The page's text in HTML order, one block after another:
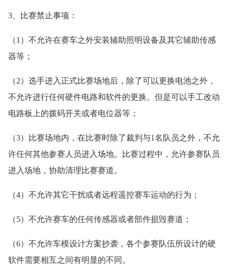
3、比赛禁止事项：
（1）不允许在赛车之外安装辅助照明设备及其它辅助传感
器等；
（2）选手进入正式比赛场地后，除了可以更换电池之外，
不允许进行任何硬件电路和软件的更换。但是可以手工改动
电路板上的拨码开关或者电位器等；
（3）比赛场地内，在比赛时除了裁判与1名队员之外，不允
许任何其他参赛人员进入场地。比赛过程中，允许参赛队员
进入场地，协助清理比赛赛道。
（4）不允许其它干扰或者远程遥控赛车运动的行为；
（5）不允许赛车的任何传感器或者部件损毁赛道；
（6）不允许车模设计方案抄袭，各个参赛队伍所设计的硬
软件需要相互之间有明显的不同。